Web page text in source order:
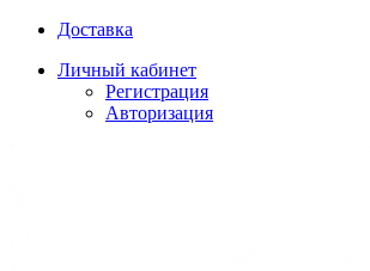
Доставка
Личный кабинет
Регистрация
Авторизация